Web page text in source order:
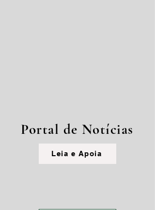
Portal de Notícias
Leia e Apoia